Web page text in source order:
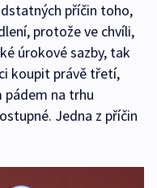
příčin toho,
protože ve chvíli,
úrokové sazby, tak
koupit právě třetí,
na trhu
Jedna z příčin